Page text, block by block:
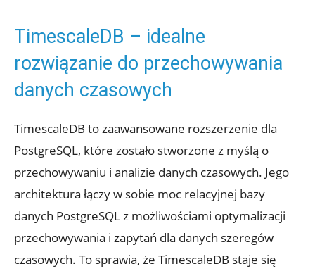
TimescaleDB – ‍idealne
rozwiązanie do przechowywania
danych czasowych
TimescaleDB to zaawansowane​ rozszerzenie dla
PostgreSQL, które zostało stworzone z myślą o
przechowywaniu i ​analizie danych⁤ czasowych. Jego
‌architektura łączy w sobie moc relacyjnej bazy
danych PostgreSQL z możliwościami optymalizacji
przechowywania ⁤i zapytań dla danych ​szeregów
czasowych. To sprawia, ⁢że TimescaleDB staje się⁣